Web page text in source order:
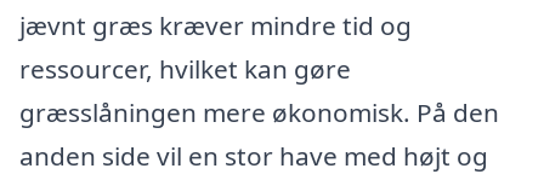
jævnt græs kræver mindre tid og
ressourcer, hvilket kan gøre
græsslåningen mere økonomisk. På den
anden side vil en stor have med højt og